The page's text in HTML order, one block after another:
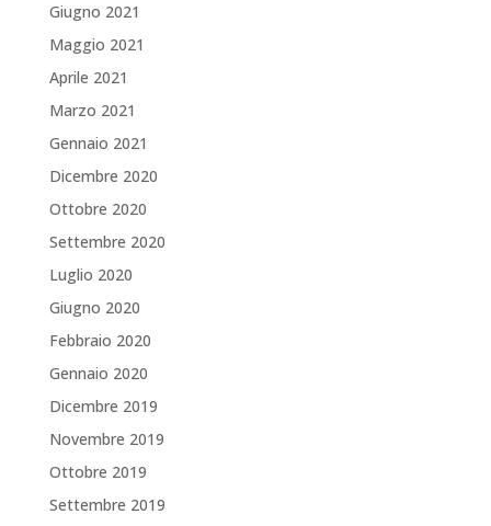
Giugno 2021
Maggio 2021
Aprile 2021
Marzo 2021
Gennaio 2021
Dicembre 2020
Ottobre 2020
Settembre 2020
Luglio 2020
Giugno 2020
Febbraio 2020
Gennaio 2020
Dicembre 2019
Novembre 2019
Ottobre 2019
Settembre 2019